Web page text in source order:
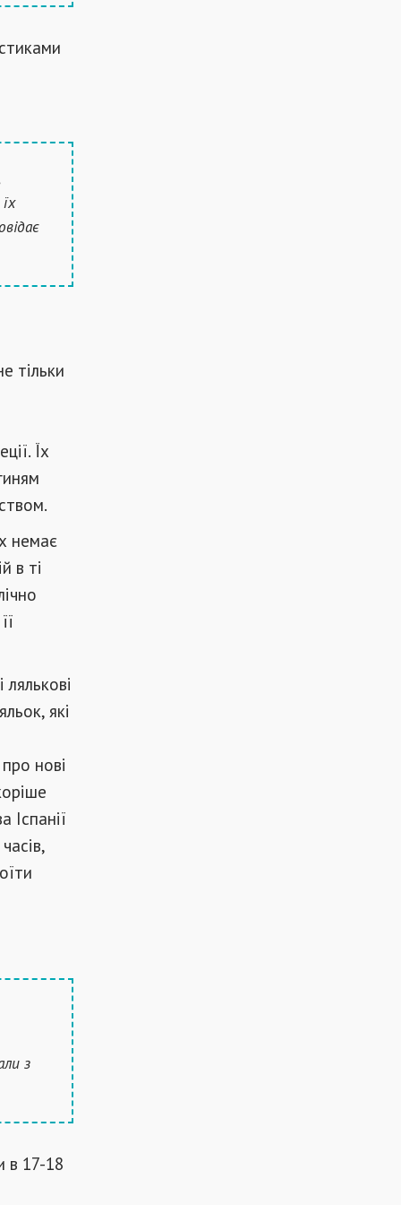
тільки
Їх
немає
в ті
які
нові
з
в 17-18